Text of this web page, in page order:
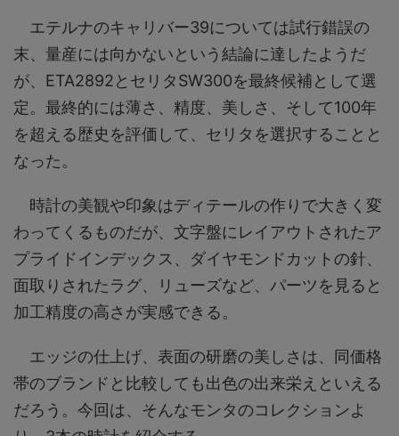
エテルナのキャリバー39については試行錯誤の
末、量産には向かないという結論に達したようだ
が、ETA2892とセリタSW300を最終候補として選
定。最終的には薄さ、精度、美しさ、そして100年
を超える歴史を評価して、セリタを選択することと
なった。
時計の美観や印象はディテールの作りで大きく変
わってくるものだが、文字盤にレイアウトされたア
プライドインデックス、ダイヤモンドカットの針、
面取りされたラグ、リューズなど、パーツを見ると
加工精度の高さが実感できる。
エッジの仕上げ、表面の研磨の美しさは、同価格
帯のブランドと比較しても出色の出来栄えといえる
だろう。今回は、そんなモンタのコレクションよ